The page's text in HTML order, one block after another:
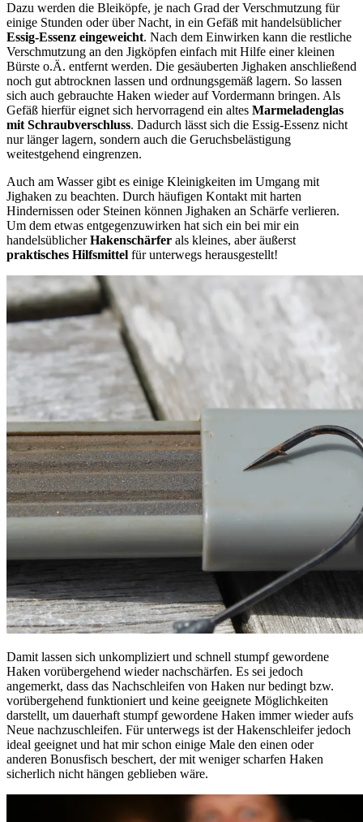
Dazu werden die Bleiköpfe, je nach Grad der Verschmutzung für
einige Stunden oder über Nacht, in ein Gefäß mit handelsüblicher
Essig-Essenz eingeweicht. Nach dem Einwirken kann die restliche
Verschmutzung an den Jigköpfen einfach mit Hilfe einer kleinen
Bürste o.Ä. entfernt werden. Die gesäuberten Jighaken anschließend
noch gut abtrocknen lassen und ordnungsgemäß lagern. So lassen
sich auch gebrauchte Haken wieder auf Vordermann bringen. Als
Gefäß hierfür eignet sich hervorragend ein altes Marmeladenglas
mit Schraubverschluss. Dadurch lässt sich die Essig-Essenz nicht
nur länger lagern, sondern auch die Geruchsbelästigung
weitestgehend eingrenzen.
Auch am Wasser gibt es einige Kleinigkeiten im Umgang mit
Jighaken zu beachten. Durch häufigen Kontakt mit harten
Hindernissen oder Steinen können Jighaken an Schärfe verlieren.
Um dem etwas entgegenzuwirken hat sich ein bei mir ein
handelsüblicherHakenschärfer als kleines, aber äußerst
praktisches Hilfsmittel für unterwegs herausgestellt!
Damit lassen sich unkompliziert und schnell stumpf gewordene
Haken vorübergehend wieder nachschärfen. Es sei jedoch
angemerkt, dass das Nachschleifen von Haken nur bedingt bzw.
vorübergehend funktioniert und keine geeignete Möglichkeiten
darstellt, um dauerhaft stumpf gewordene Haken immer wieder aufs
Neue nachzuschleifen. Für unterwegs ist der Hakenschleifer jedoch
ideal geeignet und hat mir schon einige Male den einen oder
anderen Bonusfisch beschert, der mit weniger scharfen Haken
sicherlich nicht hängen geblieben wäre.